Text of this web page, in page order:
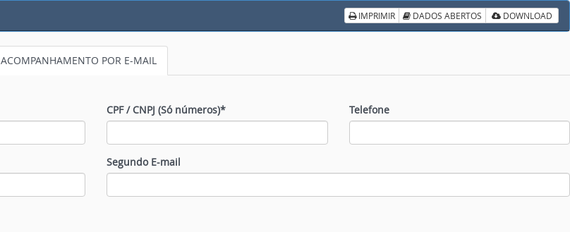
IMPRIMIR DADOS ABERTOS DOWNLOAD
ACOMPANHAMENTO POR E-MAIL
CPF / CNPJ (Só números)* Telefone
Segundo E-mail